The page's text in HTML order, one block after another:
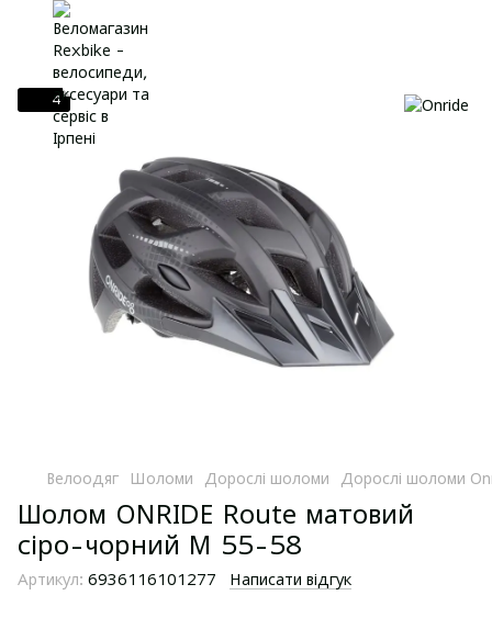
4
Велоодяг Шоломи Дорослі шоломи Дорослі шоломи
Шолом ONRIDE Route матовий
сіро-чорний М 55-58
Артикул: 6936116101277 Написати відгук